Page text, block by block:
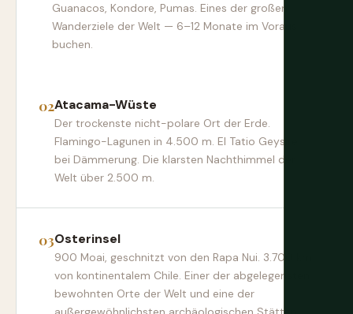
Guanacos, Kondore, Pumas. Eines der großen
Wanderziele der Welt — 6–12 Monate im Voraus
buchen.
Atacama-Wüste
Der trockenste nicht-polare Ort der Erde.
Flamingo-Lagunen in 4.500 m. El Tatio Geysire
bei Dämmerung. Die klarsten Nachthimmel der
Welt über 2.500 m.
Osterinsel
900 Moai, geschnitzt von den Rapa Nui. 3.700 km
von kontinentalem Chile. Einer der abgelegensten
bewohnten Orte der Welt und eine der